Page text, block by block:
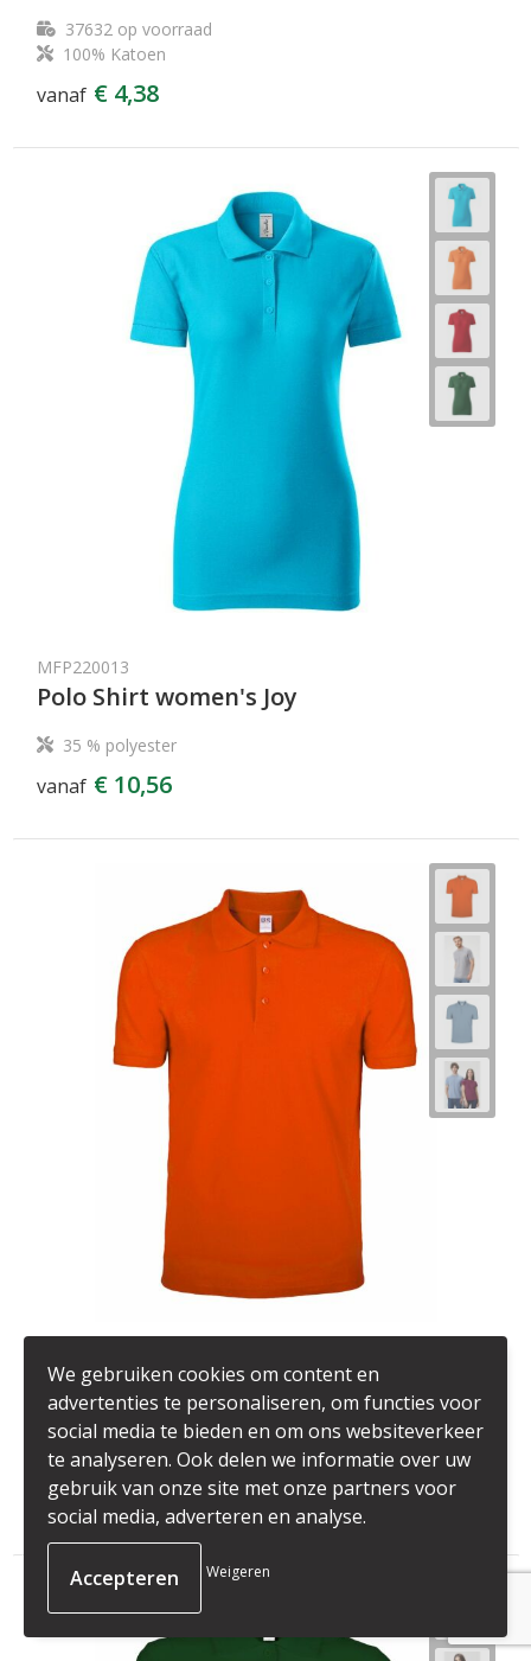
37632op voorraad
100% Katoen
vanaf € 4,38
MFP220013
Polo Shirt women's Joy
35 % polyester
vanaf € 10,56
BS Evolution polo, 180 gr/m²
234001op voorraad
100% Katoen
vanaf € 5,35
We gebruiken cookies om content en
advertenties te personaliseren, om functies voor
social media te bieden en om ons websiteverkeer
te analyseren. Ook delen we informatie over uw
gebruik van onze site met onze partners voor
social media, adverteren en analyse.
Weigeren